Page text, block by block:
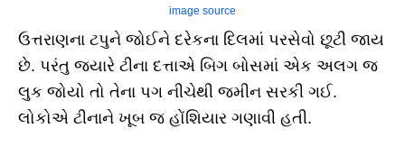
image source
ઉત્તરાણના ટપુને જોઈને દરેકના દિલમાં પરસેવો છૂટી જાય
છે. પરંતુ જ્યારે ટીના દત્તાએ બિગ બોસમાં એક અલગ જ
લુક જોયો તો તેના પગ નીચેથી જમીન સરકી ગઈ.
લોકોએ ટીનાને ખૂબ જ હોંશિયાર ગણાવી હતી.